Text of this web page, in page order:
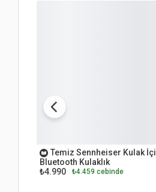
Temiz Sennheiser Kulak İçi
Bluetooth Kulaklık
₺4.990
₺4.459 cebinde